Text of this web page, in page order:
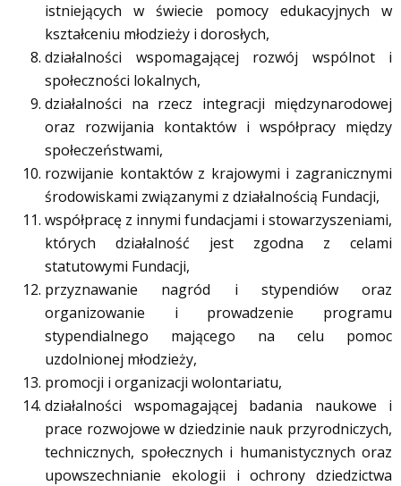
istniejących w świecie pomocy edukacyjnych w
kształceniu młodzieży i dorosłych,
działalności wspomagającej rozwój wspólnot i
społeczności lokalnych,
działalności na rzecz integracji międzynarodowej
oraz rozwijania kontaktów i współpracy między
społeczeństwami,
rozwijanie kontaktów z krajowymi i zagranicznymi
środowiskami związanymi z działalnością Fundacji,
współpracę z innymi fundacjami i stowarzyszeniami,
których działalność jest zgodna z celami
statutowymi Fundacji,
przyznawanie nagród i stypendiów oraz
organizowanie i prowadzenie programu
stypendialnego mającego na celu pomoc
uzdolnionej młodzieży,
promocji i organizacji wolontariatu,
działalności wspomagającej badania naukowe i
prace rozwojowe w dziedzinie nauk przyrodniczych,
technicznych, społecznych i humanistycznych oraz
upowszechnianie ekologii i ochrony dziedzictwa